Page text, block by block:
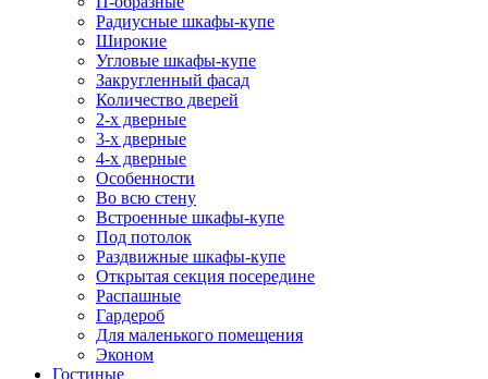
Радиусные шкафы-купе
Широкие
Угловые шкафы-купе
Закругленный фасад
Количество дверей
2-х дверные
3-х дверные
4-х дверные
Особенности
Во всю стену
Встроенные шкафы-купе
Под потолок
Раздвижные шкафы-купе
Открытая секция посередине
Распашные
Гардероб
Для маленького помещения
Эконом
Гостиные